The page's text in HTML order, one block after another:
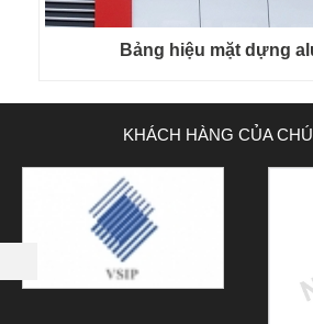
Bảng hiệu mặt dựng
KHÁCH HÀNG CỦA